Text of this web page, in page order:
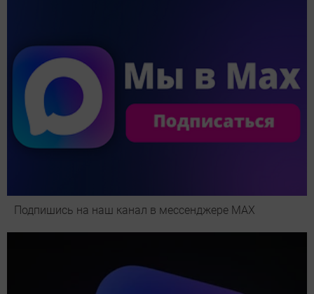
Подпишись на наш канал в мессенджере МАХ